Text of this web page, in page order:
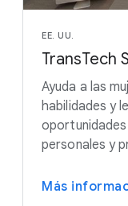
EE. UU.
TransTech
Ayuda a las
habilidades y
personales y
Más